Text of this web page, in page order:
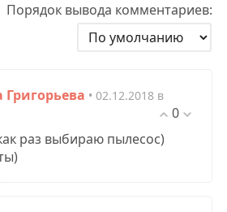
Порядок вывода комментариев:
Григорьева • 02.12.2018 в
0
раз выбираю пылесос)